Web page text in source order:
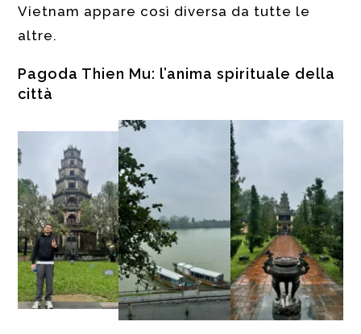
Vietnam appare così diversa da tutte le
altre.
Pagoda Thien Mu: l’anima spirituale della
città